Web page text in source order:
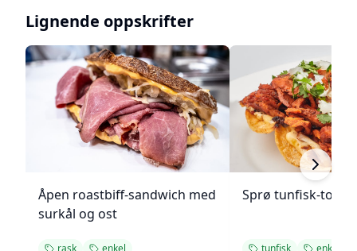
Lignende oppskrifter
Åpen roastbiff-sandwich med
surkål og ost
rask enkel
Sprø tunfisk-
tunfisk enkel